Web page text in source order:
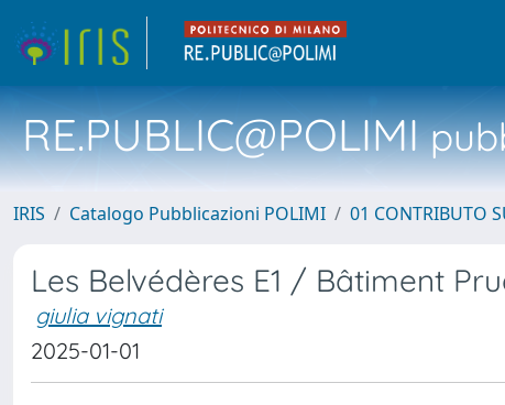
RE.PUBLIC@POLIMI
IRIS Catalogo Pubblicazioni POLIMI 01 CONTRIBUTO
Les Belvédères E1 / Bâtiment
giulia vignati
2025-01-01